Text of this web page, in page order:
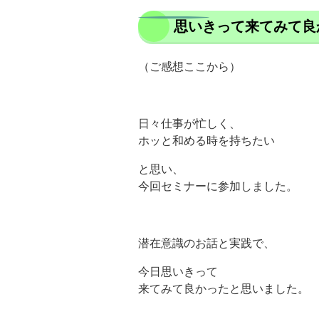
思いきって来てみて
（ご感想ここから）
日々仕事が忙しく、
ホッと和める時を持ちたい
と思い、
今回セミナーに参加しました。
潜在意識のお話と実践で、
今日思いきって
来てみて良かったと思いました。